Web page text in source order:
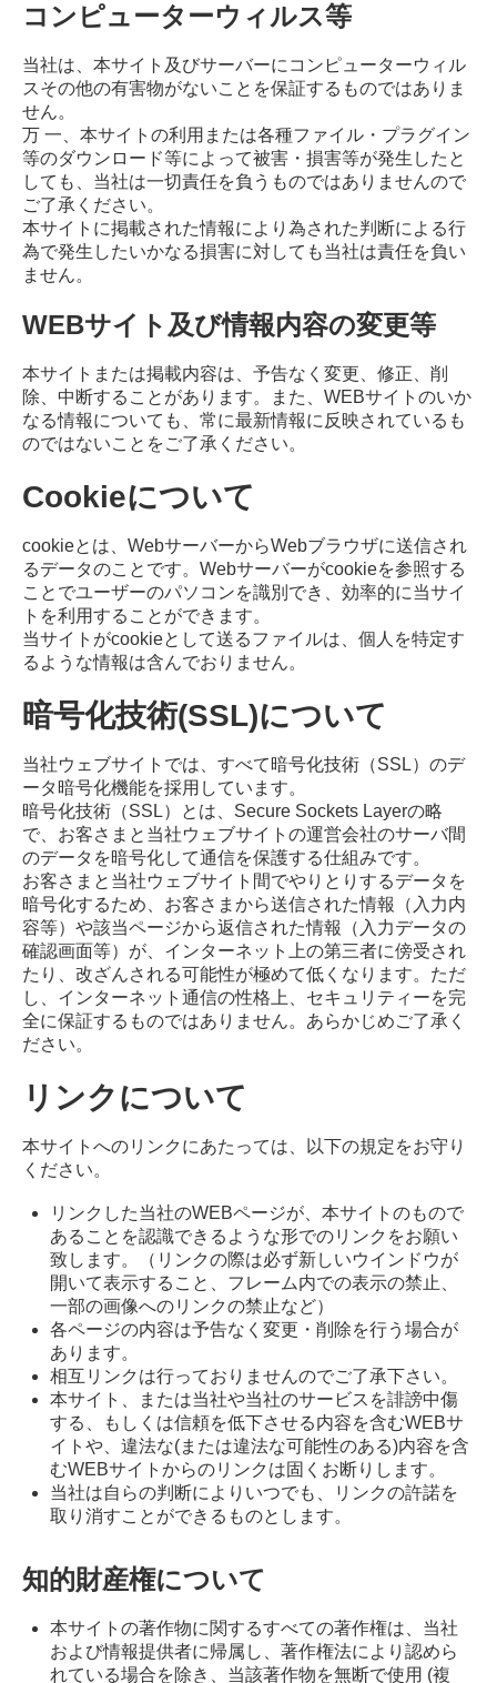
コンピューターウィルス等
当社は、本サイト及びサーバーにコンピューターウィル
スその他の有害物がないことを保証するものではありま
せん。
万 一、本サイトの利用または各種ファイル・プラグイン
等のダウンロード等によって被害・損害等が発生したと
しても、当社は一切責任を負うものではありませんので
ご了承ください。
本サイトに掲載された情報により為された判断による行
為で発生したいかなる損害に対しても当社は責任を負い
ません。
WEBサイト及び情報内容の変更等
本サイトまたは掲載内容は、予告なく変更、修正、削
除、中断することがあります。また、WEBサイトのいか
なる情報についても、常に最新情報に反映されているも
のではないことをご了承ください。
Cookieについて
cookieとは、WebサーバーからWebブラウザに送信され
るデータのことです。Webサーバーがcookieを参照する
ことでユーザーのパソコンを識別でき、効率的に当サイ
トを利用することができます。
当サイトがcookieとして送るファイルは、個人を特定す
るような情報は含んでおりません。
暗号化技術(SSL)について
当社ウェブサイトでは、すべて暗号化技術（SSL）のデ
ータ暗号化機能を採用しています。
暗号化技術（SSL）とは、Secure Sockets Layerの略
で、お客さまと当社ウェブサイトの運営会社のサーバ間
のデータを暗号化して通信を保護する仕組みです。
お客さまと当社ウェブサイト間でやりとりするデータを
暗号化するため、お客さまから送信された情報（入力内
容等）や該当ページから返信された情報（入力データの
確認画面等）が、インターネット上の第三者に傍受され
たり、改ざんされる可能性が極めて低くなります。ただ
し、インターネット通信の性格上、セキュリティーを完
全に保証するものではありません。あらかじめご了承く
ださい。
リンクについて
本サイトへのリンクにあたっては、以下の規定をお守り
ください。
リンクした当社のWEBページが、本サイトのもので
あることを認識できるような形でのリンクをお願い
致します。（リンクの際は必ず新しいウインドウが
開いて表示すること、フレーム内での表示の禁止、
一部の画像へのリンクの禁止など）
各ページの内容は予告なく変更・削除を行う場合が
あります。
相互リンクは行っておりませんのでご了承下さい。
本サイト、または当社や当社のサービスを誹謗中傷
する、もしくは信頼を低下させる内容を含むWEBサ
イトや、違法な(または違法な可能性のある)内容を含
むWEBサイトからのリンクは固くお断りします。
当社は自らの判断によりいつでも、リンクの許諾を
取り消すことができるものとします。
知的財産権について
本サイトの著作物に関するすべての著作権は、当社
および情報提供者に帰属し、著作権法により認めら
れている場合を除き、当該著作物を無断で使用 (複